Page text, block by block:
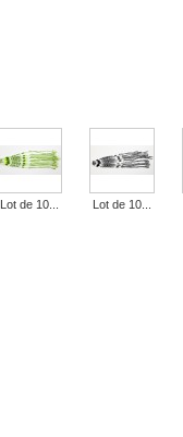
Lot de 10... Lot de 10...